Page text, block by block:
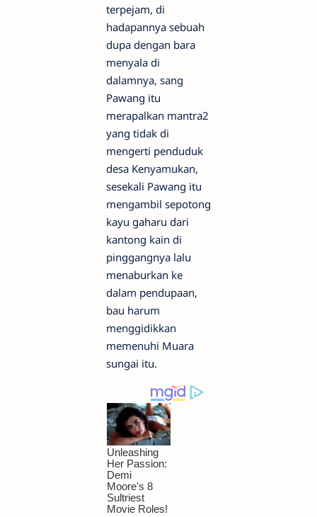
terpejam, di
hadapannya sebuah
dupa dengan bara
menyala di
dalamnya, sang
Pawang itu
merapalkan mantra2
yang tidak di
mengerti penduduk
desa Kenyamukan,
sesekali Pawang itu
mengambil sepotong
kayu gaharu dari
kantong kain di
pinggangnya lalu
menaburkan ke
dalam pendupaan,
bau harum
menggidikkan
memenuhi Muara
sungai itu.